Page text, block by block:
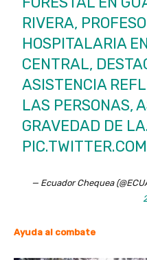
RIVERA,
HOSPITALARIA
CENTRAL,
ASISTENCIA
LAS PERSONAS,
GRAVEDAD DE
— Ecuador Chequea
Ayuda al combate